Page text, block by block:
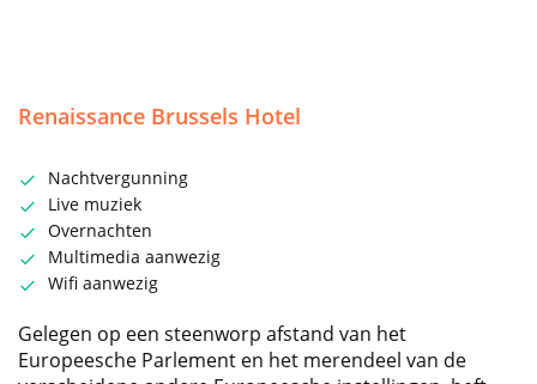
Renaissance Brussels Hotel
Nachtvergunning
Live muziek
Overnachten
Multimedia aanwezig
Wifi aanwezig
Gelegen op een steenworp afstand van het
Europeesche Parlement en het merendeel van de